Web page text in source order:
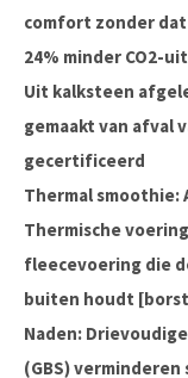
comfort zonder
24% minder CO2-
Uit kalksteen
gemaakt van afval
gecertificeerd
Thermal smoothie:
Thermische
fleecevoering die
buiten houdt
Naden:
(GBS)